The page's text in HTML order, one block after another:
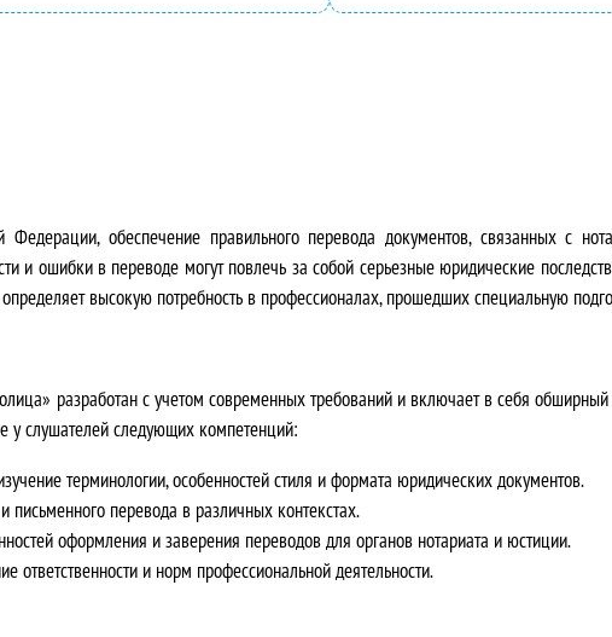
е
н
с
о
с
т
а
0
0
0
₽
.
Федерации, обеспечение правильного перевода документов, связанных с
и ошибки в переводе могут повлечь за собой серьезные юридические
высокую потребность в профессионалах, прошедших специальную
разработан с учетом современных требований и включает в себя обширный
у слушателей следующих компетенций:
терминологии, особенностей стиля и формата юридических документов.
письменного перевода в различных контекстах.
оформления и заверения переводов для органов нотариата и юстиции.
ответственности и норм профессиональной деятельности.